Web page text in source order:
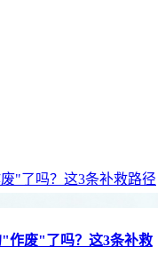
作废"了吗？这3条补救